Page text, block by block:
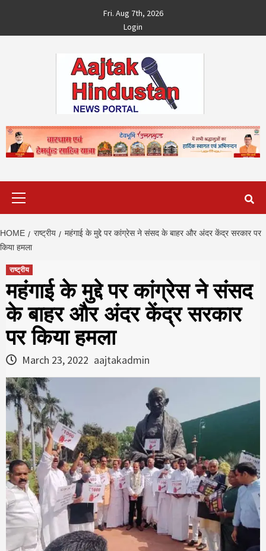
content
Fri. Aug 7th, 2026
Login
HOME राष्ट्रीय
महंगाई के मुद्दे पर कांग्रेस ने संसद के बाहर और अंदर केंद्र सरकार पर
किया हमला
राष्ट्रीय
महंगाई के मुद्दे पर कांग्रेस ने संसद
के बाहर और अंदर केंद्र सरकार
पर किया हमला
March 23, 2022 aajtakadmin